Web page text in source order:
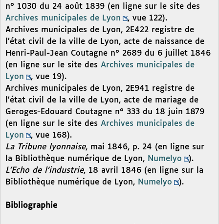
n° 1030 du 24 août 1839 (en ligne sur le site des
Archives municipales de Lyon
, vue 122).
Archives municipales de Lyon, 2E422 registre de
l’état civil de la ville de Lyon, acte de naissance de
Henri-Paul-Jean Coutagne n° 2689 du 6 juillet 1846
(en ligne sur le site des Archives municipales de
Lyon
, vue 19).
Archives municipales de Lyon, 2E941 registre de
l’état civil de la ville de Lyon, acte de mariage de
Geroges-Edouard Coutagne n° 333 du 18 juin 1879
(en ligne sur le site des Archives municipales de
Lyon
, vue 168).
La Tribune lyonnaise, mai 1846, p. 24 (en ligne sur
la Bibliothèque numérique de Lyon, Numelyo
).
L’Echo de l’industrie, 18 avril 1846 (en ligne sur la
Bibliothèque numérique de Lyon, Numelyo ).
Bibliographie